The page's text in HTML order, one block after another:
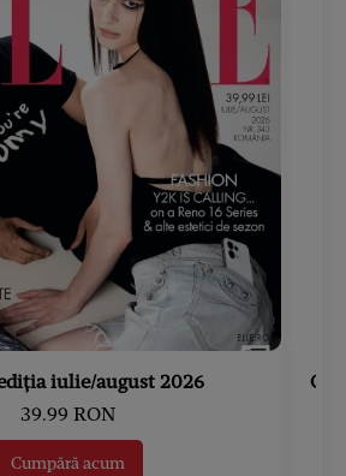
iulie/august 2026
39.99 RON
Cumpără acum